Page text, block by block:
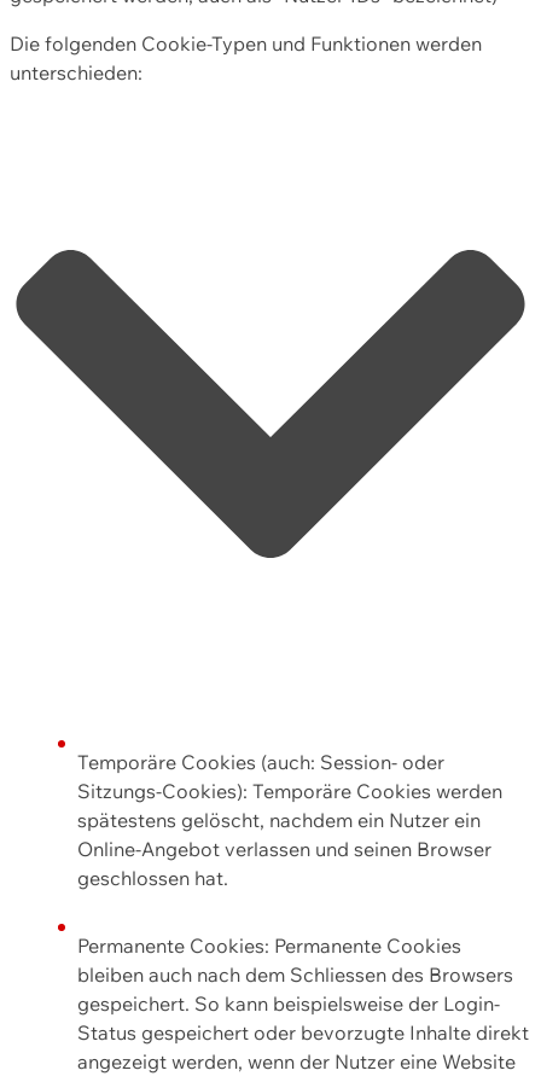
Die folgenden Cookie-Typen und Funktionen werden
unterschieden:
Temporäre Cookies (auch: Session- oder
Sitzungs-Cookies): Temporäre Cookies werden
spätestens gelöscht, nachdem ein Nutzer ein
Online-Angebot verlassen und seinen Browser
geschlossen hat.
Permanente Cookies: Permanente Cookies
bleiben auch nach dem Schliessen des Browsers
gespeichert. So kann beispielsweise der Login-
Status gespeichert oder bevorzugte Inhalte direkt
angezeigt werden, wenn der Nutzer eine Website